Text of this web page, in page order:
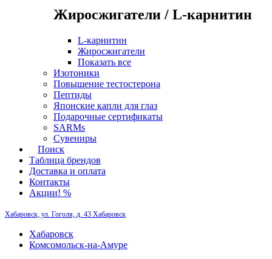
Жиросжигатели / L-карнитин
L-карнитин
Жиросжигатели
Показать все
Изотоники
Повышение тестостерона
Пептиды
Японские капли для глаз
Подарочные сертификаты
SARMs
Сувениры
Поиск
Таблица брендов
Доставка и оплата
Контакты
Акции! %
Хабаровск, ул. Гоголя, д. 43 Хабаровск
Хабаровск
Комсомольск-на-Амуре